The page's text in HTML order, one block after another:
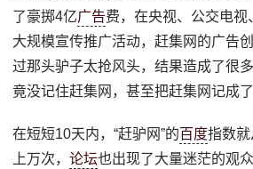
了豪掷4亿广告费，在央视、公交电视
大规模宣传推广活动，赶集网的广告
过那头驴子太抢风头，结果造成了很
竟没记住赶集网，甚至把赶集网记成了
在短短10天内，“赶驴网”的百度指数
上万次，论坛也出现了大量迷茫的观